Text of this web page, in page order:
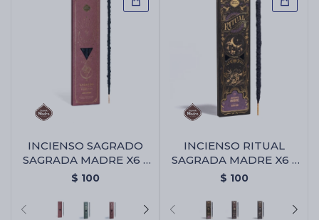
INCIENSO SAGRADO
SAGRADA MADRE X6 -
Amor Eterno
$ 100
INCIENSO RITUAL
SAGRADA MADRE X6 -
Abundancia
$ 100